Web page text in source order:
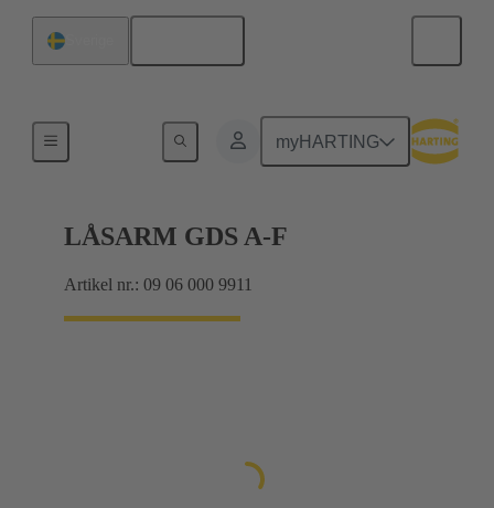
myHARTING
LÅSARM GDS A-F
Artikel nr.: 09 06 000 9911